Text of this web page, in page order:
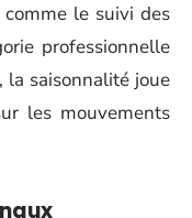
le suivi des
professionnelle
la saisonnalité joue
les mouvements